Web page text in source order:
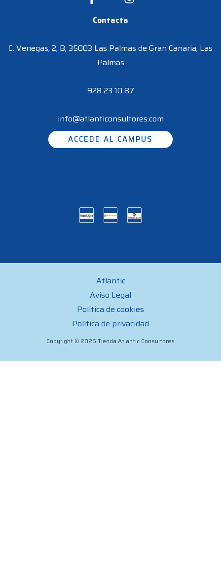
Contacta
C. Venegas, 2, B, 35003 Las Palmas de Gran Canaria, Las
Palmas
928 23 10 87
info@atlanticonsultores.com
ACCEDE AL CAMPUS
Atlantic
Aviso Legal
Política de cookies
Política de privacidad
Copyright © 2026 Tienda Atlantic Consultores